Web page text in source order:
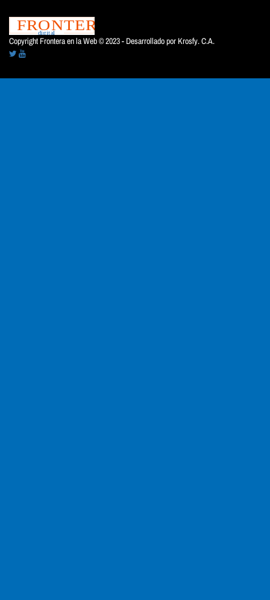
Copyright Frontera en la Web © 2023 - Desarrollado por Krosfy. C.A.